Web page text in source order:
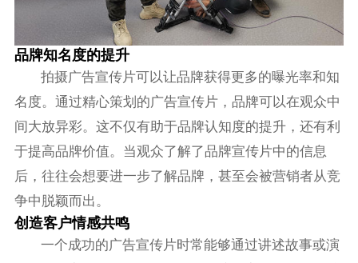
品牌知名度的提升
拍摄广告宣传片可以让品牌获得更多的曝光率和知
名度。通过精心策划的广告宣传片，品牌可以在观众中
间大放异彩。这不仅有助于品牌认知度的提升，还有利
于提高品牌价值。当观众了解了品牌宣传片中的信息
后，往往会想要进一步了解品牌，甚至会被营销者从竞
争中脱颖而出。
创造客户情感共鸣
一个成功的广告宣传片时常能够通过讲述故事或演